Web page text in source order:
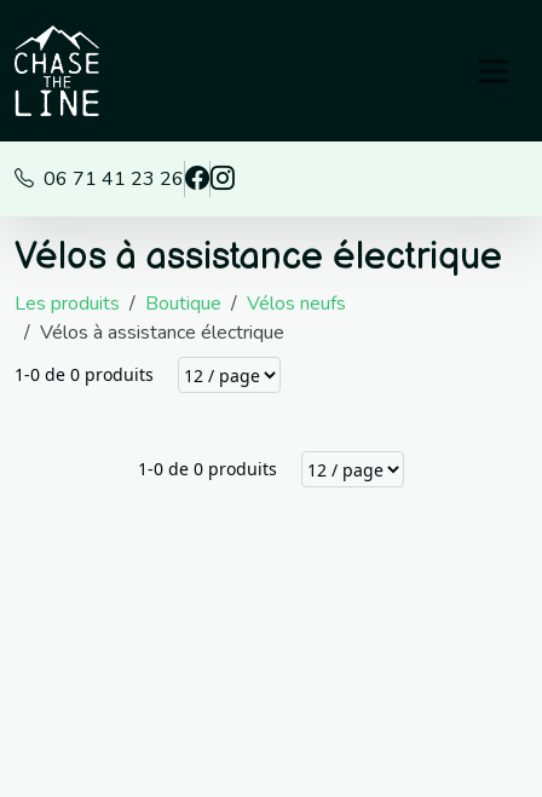
06 71 41 23 26
Vélos à assistance électrique
Les produits Boutique
Vélos neufs
Vélos à assistance électrique
1-0 de 0 produits
1-0 de 0 produits